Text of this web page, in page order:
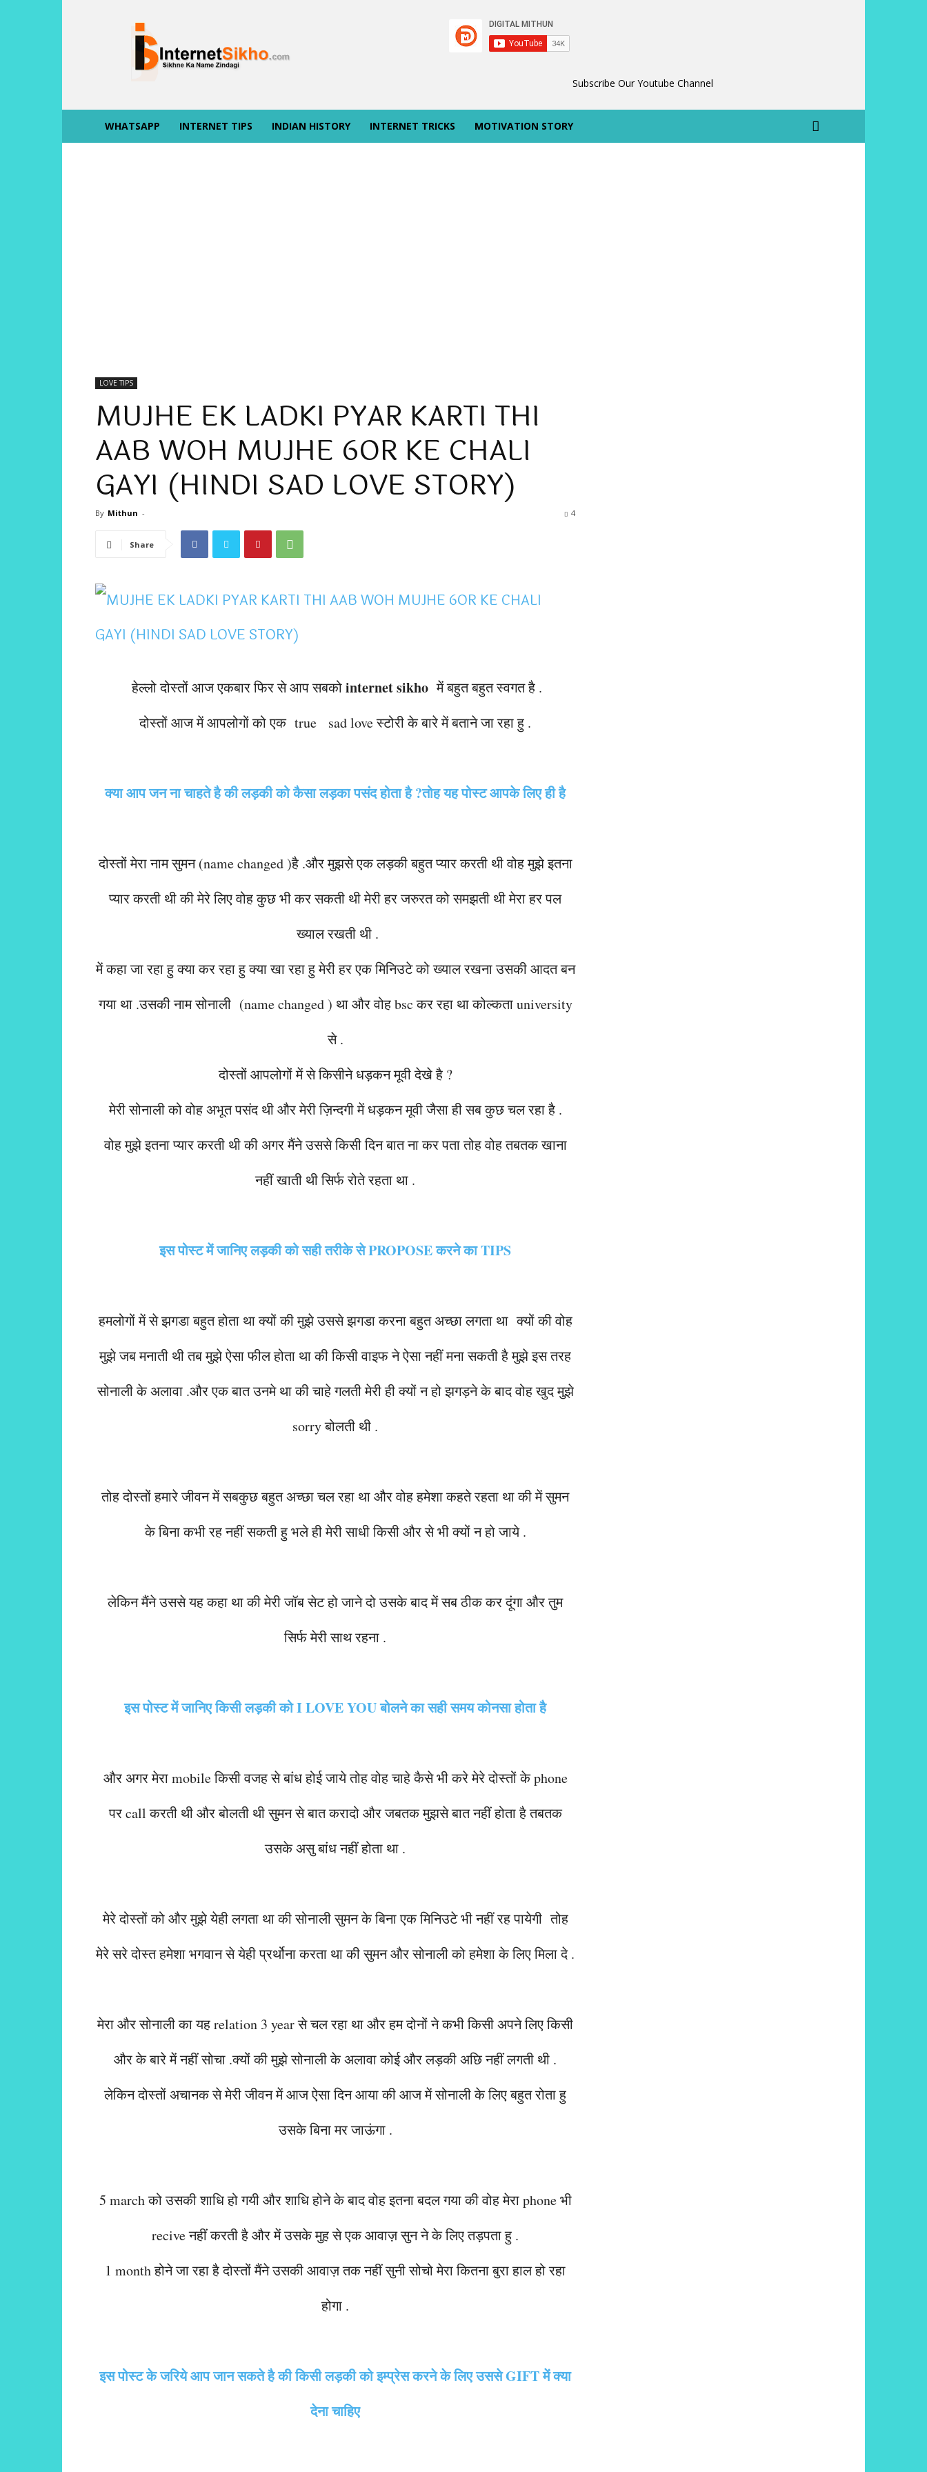
INTERNET
SIKHO
Subscribe Our Youtube Channel
WHATSAPP INTERNET TIPS INDIAN HISTORY INTERNET TRICKS MOTIVATION STORY
LOVE TIPS
MUJHE EK LADKI PYAR KARTI THI
AAB WOH MUJHE 6OR KE CHALI
GAYI (HINDI SAD LOVE STORY)
By Mithun - 4
Share
हेल्लो दोस्तों आज एकबार फिर से आप सबकोinternet sikhoमें बहुत बहुत स्वगत है .
दोस्तों आज में आपलोगों को एक true sad love स्टोरी के बारे में बताने जा रहा हु .
क्या आप जन ना चाहते है की लड़की को कैसा लड़का पसंद होता है ?तोह यह पोस्ट आपके लिए ही है
दोस्तों मेरा नाम सुमन (name changed )है .और मुझसे एक लड़की बहुत प्यार करती थी वोह मुझे इतना
प्यार करती थी की मेरे लिए वोह कुछ भी कर सकती थी मेरी हर जरुरत को समझती थी मेरा हर पल
ख्याल रखती थी .
में कहा जा रहा हु क्या कर रहा हु क्या खा रहा हु मेरी हर एक मिनिउटे को ख्याल रखना उसकी आदत बन
गया था .उसकी नाम सोनाली (name changed ) था और वोह bsc कर रहा था कोल्कता university
से .
दोस्तों आपलोगों में से किसीने धड़कन मूवी देखे है ?
मेरी सोनाली को वोह अभूत पसंद थी और मेरी ज़िन्दगी में धड़कन मूवी जैसा ही सब कुछ चल रहा है .
वोह मुझे इतना प्यार करती थी की अगर मैंने उससे किसी दिन बात ना कर पता तोह वोह तबतक खाना
नहीं खाती थी सिर्फ रोते रहता था .
इस पोस्ट में जानिए लड़की को सही तरीके से PROPOSE करने का TIPS
हमलोगों में से झगडा बहुत होता था क्यों की मुझे उससे झगडा करना बहुत अच्छा लगता था क्यों की वोह
मुझे जब मनाती थी तब मुझे ऐसा फील होता था की किसी वाइफ ने ऐसा नहीं मना सकती है मुझे इस तरह
सोनाली के अलावा .और एक बात उनमे था की चाहे गलती मेरी ही क्यों न हो झगड़ने के बाद वोह खुद मुझे
sorry बोलती थी .
तोह दोस्तों हमारे जीवन में सबकुछ बहुत अच्छा चल रहा था और वोह हमेशा कहते रहता था की में सुमन
के बिना कभी रह नहीं सकती हु भले ही मेरी साधी किसी और से भी क्यों न हो जाये .
लेकिन मैंने उससे यह कहा था की मेरी जॉब सेट हो जाने दो उसके बाद में सब ठीक कर दूंगा और तुम
सिर्फ मेरी साथ रहना .
इस पोस्ट में जानिए किसी लड़की को I LOVE YOU बोलने का सही समय कोनसा होता है
और अगर मेरा mobile किसी वजह से बांध होई जाये तोह वोह चाहे कैसे भी करे मेरे दोस्तों के phone
पर call करती थी और बोलती थी सुमन से बात करादो और जबतक मुझसे बात नहीं होता है तबतक
उसके असु बांध नहीं होता था .
मेरे दोस्तों को और मुझे येही लगता था की सोनाली सुमन के बिना एक मिनिउटे भी नहीं रह पायेगी तोह
मेरे सरे दोस्त हमेशा भगवान से येही प्रर्थोना करता था की सुमन और सोनाली को हमेशा के लिए मिला दे .
मेरा और सोनाली का यह relation 3 year से चल रहा था और हम दोनों ने कभी किसी अपने लिए किसी
और के बारे में नहीं सोचा .क्यों की मुझे सोनाली के अलावा कोई और लड़की अछि नहीं लगती थी .
लेकिन दोस्तों अचानक से मेरी जीवन में आज ऐसा दिन आया की आज में सोनाली के लिए बहुत रोता हु
उसके बिना मर जाऊंगा .
5 march को उसकी शाधि हो गयी और शाधि होने के बाद वोह इतना बदल गया की वोह मेरा phone भी
recive नहीं करती है और में उसके मुह से एक आवाज़ सुन ने के लिए तड़पता हु .
1 month होने जा रहा है दोस्तों मैंने उसकी आवाज़ तक नहीं सुनी सोचो मेरा कितना बुरा हाल हो रहा
होगा .
इस पोस्ट के जरिये आप जान सकते है की किसी लड़की को इम्प्रेस करने के लिए उससे GIFT में क्या
देना चाहिए